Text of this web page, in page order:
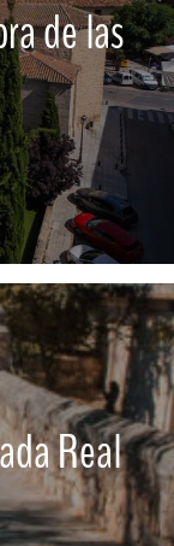
de las
Real